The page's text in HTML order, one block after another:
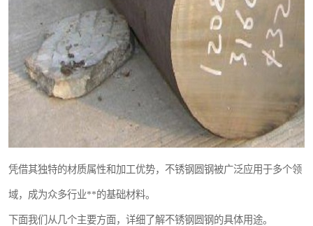
凭借其独特的材质属性和加工优势，不锈钢圆钢被广泛应用于多个领
域，成为众多行业**的基础材料。
下面我们从几个主要方面，详细了解不锈钢圆钢的具体用途。